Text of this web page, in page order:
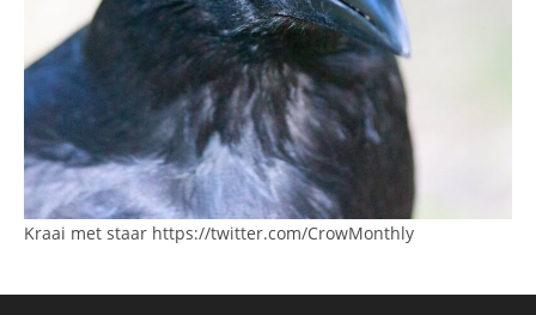
Kraai met staar https://twitter.com/CrowMonthly